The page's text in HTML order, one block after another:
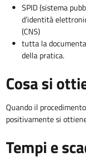
SPID (sistema
d’identità
(CNS)
tutta la
della pratica.
Cosa si
Quando il
positivamente si
Tempi e